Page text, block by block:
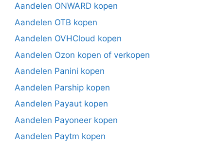
Aandelen ONWARD kopen
Aandelen OTB kopen
Aandelen OVHCloud kopen
Aandelen Ozon kopen of verkopen
Aandelen Panini kopen
Aandelen Parship kopen
Aandelen Payaut kopen
Aandelen Payoneer kopen
Aandelen Paytm kopen